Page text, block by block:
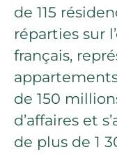
de 115
réparties sur
français,
de 150
d’affaires et
de plus de 1